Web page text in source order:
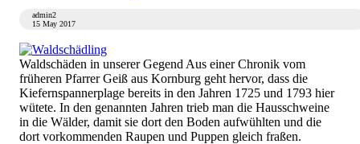
admin2
15 May 2017
Waldschäden in unserer Gegend Aus einer Chronik vom
früheren Pfarrer Geiß aus Kornburg geht hervor, dass die
Kiefernspannerplage bereits in den Jahren 1725 und 1793 hier
wütete. In den genannten Jahren trieb man die Hausschweine
in die Wälder, damit sie dort den Boden aufwühlten und die
dort vorkommenden Raupen und Puppen gleich fraßen.